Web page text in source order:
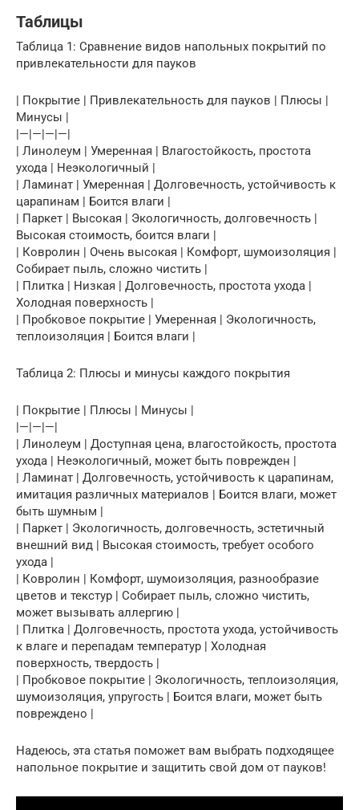
Таблицы
Таблица 1: Сравнение видов напольных покрытий по
привлекательности для пауков
| Покрытие | Привлекательность для пауков | Плюсы |
Минусы |
|—|—|—|—|
| Линолеум | Умеренная | Влагостойкость, простота
ухода | Неэкологичный |
| Ламинат | Умеренная | Долговечность, устойчивость к
царапинам | Боится влаги |
| Паркет | Высокая | Экологичность, долговечность |
Высокая стоимость, боится влаги |
| Ковролин | Очень высокая | Комфорт, шумоизоляция |
Собирает пыль, сложно чистить |
| Плитка | Низкая | Долговечность, простота ухода |
Холодная поверхность |
| Пробковое покрытие | Умеренная | Экологичность,
теплоизоляция | Боится влаги |
Таблица 2: Плюсы и минусы каждого покрытия
| Покрытие | Плюсы | Минусы |
|—|—|—|
| Линолеум | Доступная цена, влагостойкость, простота
ухода | Неэкологичный, может быть поврежден |
| Ламинат | Долговечность, устойчивость к царапинам,
имитация различных материалов | Боится влаги, может
быть шумным |
| Паркет | Экологичность, долговечность, эстетичный
внешний вид | Высокая стоимость, требует особого
ухода |
| Ковролин | Комфорт, шумоизоляция, разнообразие
цветов и текстур | Собирает пыль, сложно чистить,
может вызывать аллергию |
| Плитка | Долговечность, простота ухода, устойчивость
к влаге и перепадам температур | Холодная
поверхность, твердость |
| Пробковое покрытие | Экологичность, теплоизоляция,
шумоизоляция, упругость | Боится влаги, может быть
повреждено |
Надеюсь, эта статья поможет вам выбрать подходящее
напольное покрытие и защитить свой дом от пауков!